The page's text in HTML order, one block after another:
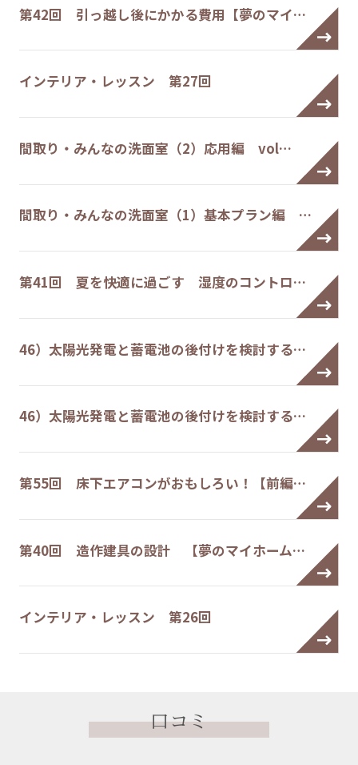
第42回 引っ越し後にかかる費用【夢のマイ…
インテリア・レッスン 第27回
間取り・みんなの洗面室（2）応用編 vol…
間取り・みんなの洗面室（1）基本プラン編 …
第41回 夏を快適に過ごす 湿度のコントロ…
46）太陽光発電と蓄電池の後付けを検討する…
46）太陽光発電と蓄電池の後付けを検討する…
第55回 床下エアコンがおもしろい！【前編…
第40回 造作建具の設計 【夢のマイホーム…
インテリア・レッスン 第26回
口コミ